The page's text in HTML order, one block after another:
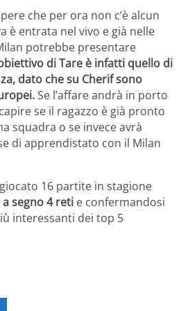
che per ora non c’è alcun
è entrata nel vivo e già nelle
potrebbe presentare
di Tare è infatti quello di
dato che su Cherif sono
Se l’affare andrà in porto
se il ragazzo è già pronto
squadra o se invece avrà
di apprendistato con il Milan
16 partite in stagione
segno 4 reti e confermandosi
interessanti dei top 5